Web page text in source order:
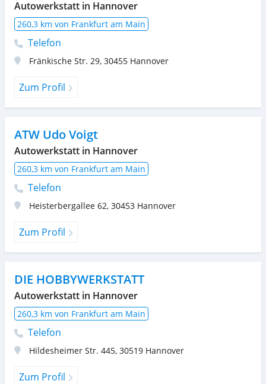
Autowerkstatt in Hannover
260,3 km von Frankfurt am Main
Telefon
Fränkische Str. 29, 30455 Hannover
Zum Profil
ATW Udo Voigt
Autowerkstatt in Hannover
260,3 km von Frankfurt am Main
Telefon
Heisterbergallee 62, 30453 Hannover
Zum Profil
DIE HOBBYWERKSTATT
Autowerkstatt in Hannover
260,3 km von Frankfurt am Main
Telefon
Hildesheimer Str. 445, 30519 Hannover
Zum Profil